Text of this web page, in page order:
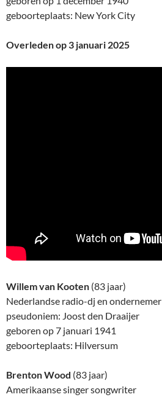
geboorteplaats: New York City
Overleden op 3 januari 2025
Willem van Kooten (83 jaar)
Nederlandse radio-dj en ondernemer
pseudoniem: Joost den Draaijer
geboren op 7 januari 1941
geboorteplaats: Hilversum
Brenton Wood (83 jaar)
Amerikaanse singer songwriter